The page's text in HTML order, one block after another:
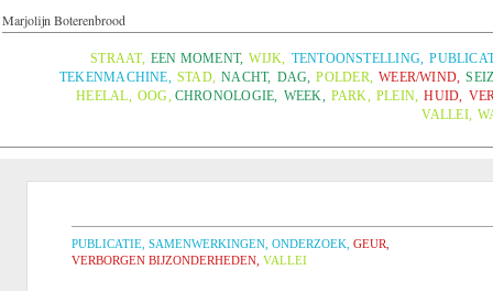
Marjolijn Boterenbrood
STRAAT, EEN MOMENT, WIJK, TENTOONSTELLING,
TEKENMACHINE, STAD, NACHT, DAG, POLDER, WEER/WIND,
HEELAL, OOG, CHRONOLOGIE, WEEK, PARK, PLEIN, HUID,
VALLEI,
PUBLICATIE SAMENWERKINGEN ONDERZOEK GEUR
VERBORGEN BIJZONDERHEDEN VALLEI